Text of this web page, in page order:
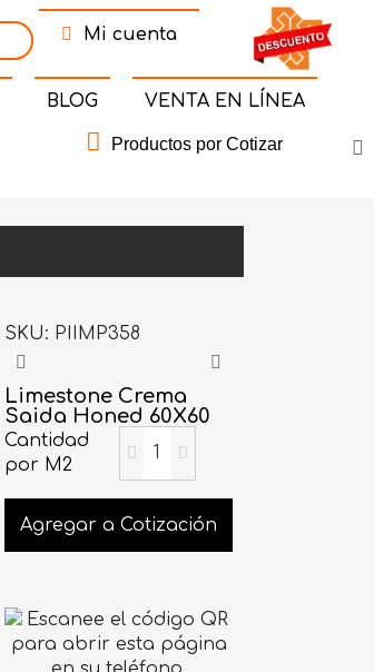
Mi cuenta
BLOG VENTA EN LÍNEA
Productos por Cotizar
SKU PIIMP358
Limestone Crema
Saida Honed 60X60
Cantidad
por M2
Agregar a Cotización